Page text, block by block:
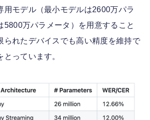
用モデル（最小モデルは2600万パラ
5800万パラメータ）を用意すること
られたデバイスでも高い精度を維持で
っています。